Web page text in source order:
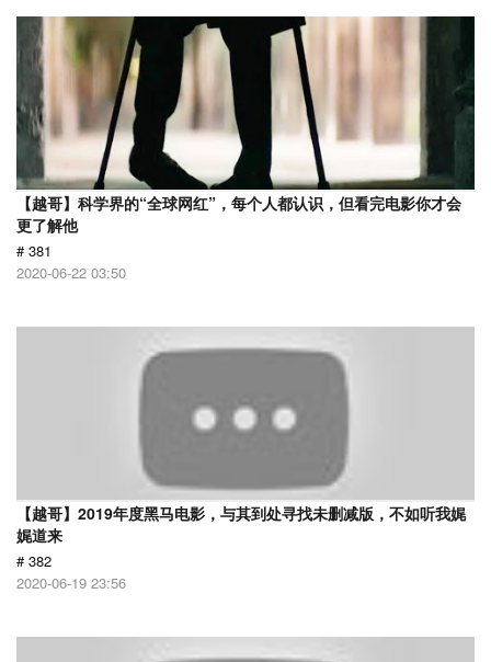
【越哥】科学界的“全球网红”，每个人都认识，但看完电影你才会
更了解他
# 381
2020-06-22 03:50
【越哥】2019年度黑马电影，与其到处寻找未删减版，不如听我娓
娓道来
# 382
2020-06-19 23:56